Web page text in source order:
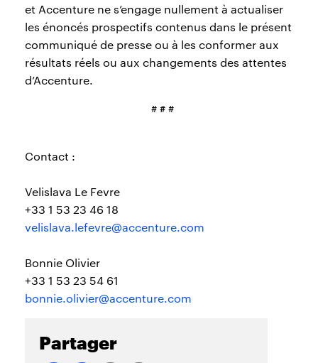
et Accenture ne s’engage nullement à actualiser
les énoncés prospectifs contenus dans le présent
communiqué de presse ou à les conformer aux
résultats réels ou aux changements des attentes
d’Accenture.
# # #
Contact :
Velislava Le Fevre
+33 1 53 23 46 18
velislava.lefevre@accenture.com
Bonnie Olivier
+33 1 53 23 54 61
bonnie.olivier@accenture.com
Partager